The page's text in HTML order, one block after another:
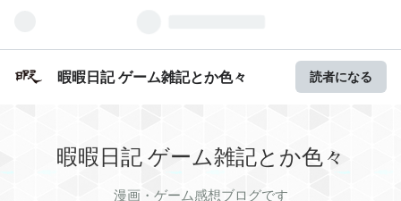
暇暇日記 ゲーム雑記とか色々 読者になる
暇暇日記 ゲーム雑記とか色々
漫画・ゲーム感想ブログです